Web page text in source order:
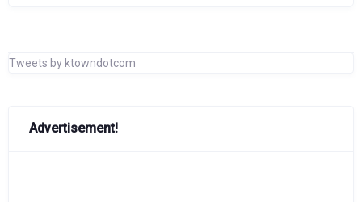
Tweets by ktowndotcom
Advertisement!